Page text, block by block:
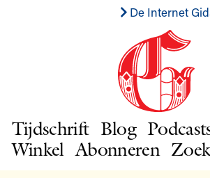
De Internet
Tijdschrift Blog
Winkel Abonneren